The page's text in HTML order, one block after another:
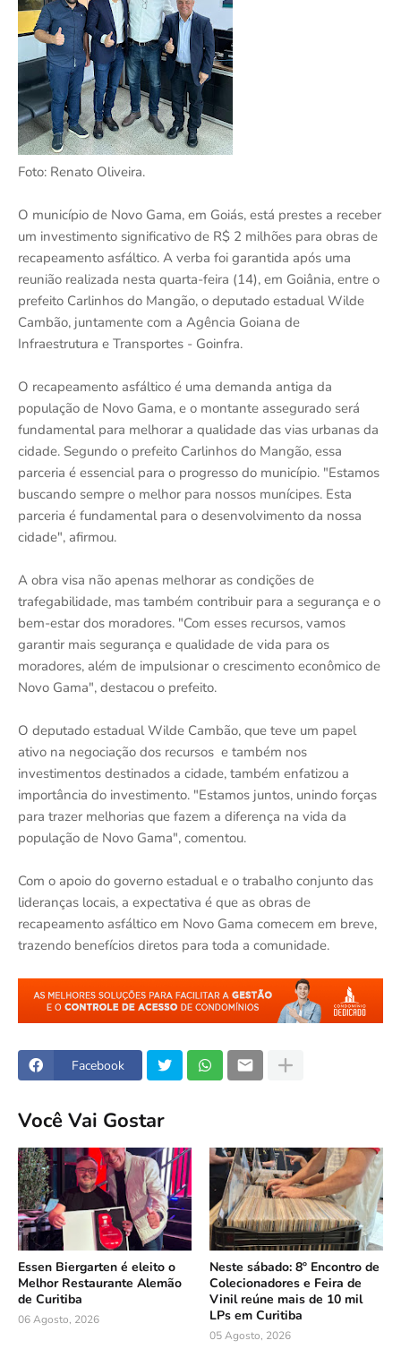
Foto: Renato Oliveira.
O município de Novo Gama, em Goiás, está prestes a receber
um investimento significativo de R$ 2 milhões para obras de
recapeamento asfáltico. A verba foi garantida após uma
reunião realizada nesta quarta-feira (14), em Goiânia, entre o
prefeito Carlinhos do Mangão, o deputado estadual Wilde
Cambão, juntamente com a Agência Goiana de
Infraestrutura e Transportes - Goinfra.
O recapeamento asfáltico é uma demanda antiga da
população de Novo Gama, e o montante assegurado será
fundamental para melhorar a qualidade das vias urbanas da
cidade. Segundo o prefeito Carlinhos do Mangão, essa
parceria é essencial para o progresso do município. "Estamos
buscando sempre o melhor para nossos munícipes. Esta
parceria é fundamental para o desenvolvimento da nossa
cidade", afirmou.
A obra visa não apenas melhorar as condições de
trafegabilidade, mas também contribuir para a segurança e o
bem-estar dos moradores. "Com esses recursos, vamos
garantir mais segurança e qualidade de vida para os
moradores, além de impulsionar o crescimento econômico de
Novo Gama", destacou o prefeito.
O deputado estadual Wilde Cambão, que teve um papel
ativo na negociação dos recursos e também nos
investimentos destinados a cidade, também enfatizou a
importância do investimento. "Estamos juntos, unindo forças
para trazer melhorias que fazem a diferença na vida da
população de Novo Gama", comentou.
Com o apoio do governo estadual e o trabalho conjunto das
lideranças locais, a expectativa é que as obras de
recapeamento asfáltico em Novo Gama comecem em breve,
trazendo benefícios diretos para toda a comunidade.
Facebook
Você Vai Gostar
Essen Biergarten é eleito o
Melhor Restaurante Alemão
de Curitiba
06 Agosto, 2026
Neste sábado: 8º Encontro de
Colecionadores e Feira de
Vinil reúne mais de 10 mil
LPs em Curitiba
05 Agosto, 2026